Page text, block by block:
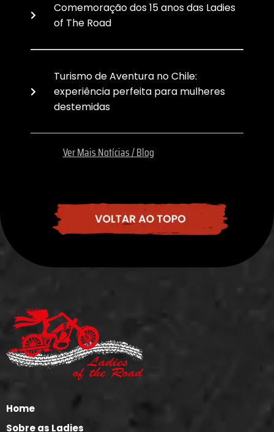
Comemoração dos 15 anos das Ladies
of The Road
Turismo de Aventura no Chile:
experiência perfeita para mulheres
destemidas
Ver Mais Notícias / Blog
Home
Sobre as Ladies